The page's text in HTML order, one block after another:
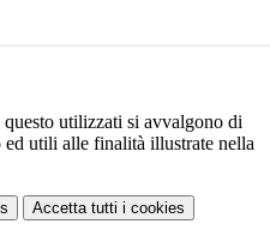
utilizzati si avvalgono di
ed utili alle finalità illustrate nella
Accetta tutti i cookies